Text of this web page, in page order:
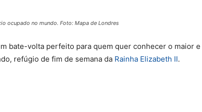
ocupado no mundo. Foto: Mapa de Londres
bate-volta perfeito para quem quer conhecer o maior e
refúgio de fim de semana da Rainha Elizabeth II.